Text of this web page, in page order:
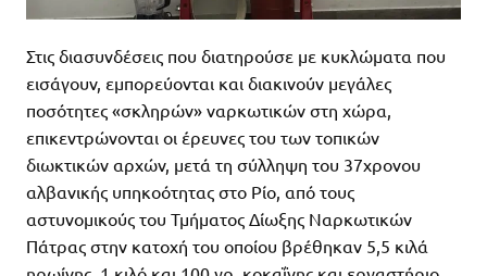
Στις διασυνδέσεις που διατηρούσε με κυκλώματα που
εισάγουν, εμπορεύονται και διακινούν μεγάλες
ποσότητες «σκληρών» ναρκωτικών στη χώρα,
επικεντρώνονται οι έρευνες του των τοπικών
διωκτικών αρχών, μετά τη σύλληψη του 37χρονου
αλβανικής υπηκοότητας στο Ρίο, από τους
αστυνομικούς του Τμήματος Δίωξης Ναρκωτικών
Πάτρας στην κατοχή του οποίου βρέθηκαν 5,5 κιλά